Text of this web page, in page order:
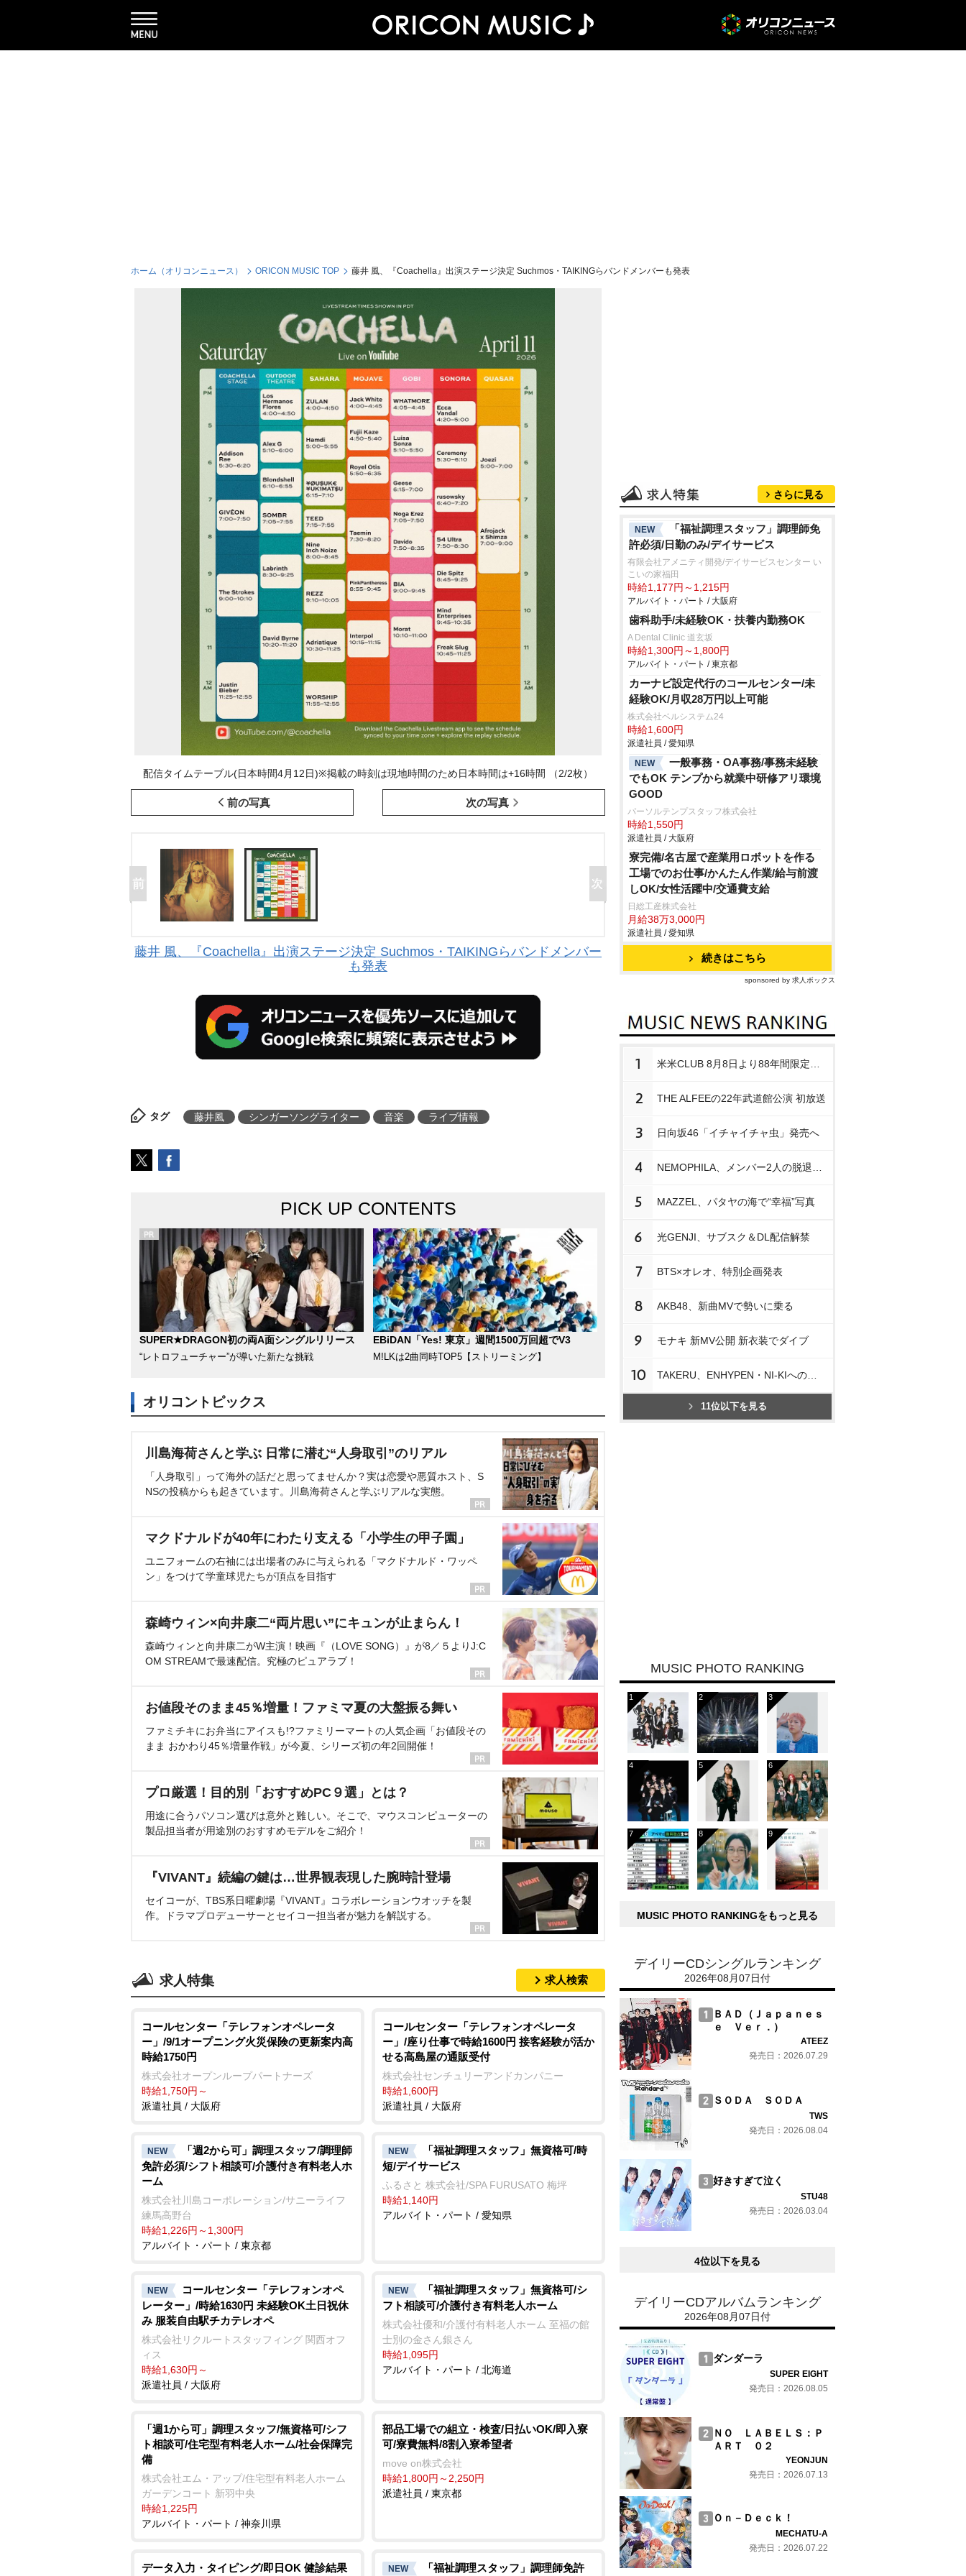
ホーム（オリコンニュース） ORICON MUSIC TOP 藤井 風、『Coachella』出演ステージ決定 Suchmos・TAIKINGらバンドメンバーも発表
配信タイムテーブル(日本時間4月12日)※掲載の時刻は現地時間のため日本時間は+16時間 （2/2枚）
前の写真 次の写真
藤井 風、『Coachella』出演ステージ決定 Suchmos・TAIKINGらバンドメンバー
も発表
タグ 藤井風 シンガーソングライター 音楽 ライブ情報
PICK UP CONTENTS
SUPER★DRAGON初の両A面シングルリリース
“レトロフューチャー”が導いた新たな挑戦
EBiDAN「Yes! 東京」週間1500万回超でV3
M!LKは2曲同時TOP5【ストリーミング】
オリコントピックス
川島海荷さんと学ぶ 日常に潜む“人身取引”のリアル
「人身取引」って海外の話だと思ってませんか？実は恋愛や悪質ホスト、S
NSの投稿からも起きています。川島海荷さんと学ぶリアルな実態。
マクドナルドが40年にわたり支える「小学生の甲子園」
ユニフォームの右袖には出場者のみに与えられる「マクドナルド・ワッペ
ン」をつけて学童球児たちが頂点を目指す
森崎ウィン×向井康二“両片思い”にキュンが止まらん！
森崎ウィンと向井康二がW主演！映画『（LOVE SONG）』が8／５よりJ:C
OM STREAMで最速配信。究極のピュアラブ！
お値段そのまま45％増量！ファミマ夏の大盤振る舞い
ファミチキにお弁当にアイスも!?ファミリーマートの人気企画「お値段その
まま おかわり45％増量作戦」が今夏、シリーズ初の年2回開催！
プロ厳選！目的別「おすすめPC９選」とは？
用途に合うパソコン選びは意外と難しい。そこで、マウスコンピューターの
製品担当者が用途別のおすすめモデルをご紹介！
『VIVANT』続編の鍵は…世界観表現した腕時計登場
セイコーが、TBS系日曜劇場『VIVANT』コラボレーションウオッチを製
作。ドラマプロデューサーとセイコー担当者が魅力を解説する。
求人特集 求人検索
コールセンター「テレフォンオペレータ
ー」/9/1オープニング火災保険の更新案内高
時給1750円
株式会社オープンループパートナーズ
時給1,750円～
派遣社員 / 大阪府
コールセンター「テレフォンオペレータ
ー」/座り仕事で時給1600円 接客経験が活か
せる高島屋の通販受付
株式会社センチュリーアンドカンパニー
時給1,600円
派遣社員 / 大阪府
NEW
「週2から可」調理スタッフ/調理師
免許必須/シフト相談可/介護付き有料老人ホ
ーム
株式会社川島コーポレーション/サニーライフ
練馬高野台
時給1,226円～1,300円
アルバイト・パート / 東京都
NEW
「福祉調理スタッフ」無資格可/時
短/デイサービス
ふるさと 株式会社/SPA FURUSATO 梅坪
時給1,140円
アルバイト・パート / 愛知県
NEW
コールセンター「テレフォンオペ
レーター」/時給1630円 未経験OK土日祝休
み 服装自由駅チカテレオペ
株式会社リクルートスタッフィング 関西オフ
ィス
時給1,630円～
派遣社員 / 大阪府
NEW
「福祉調理スタッフ」無資格可/シ
フト相談可/介護付き有料老人ホーム
株式会社優和/介護付有料老人ホーム 至福の館
士別の金さん銀さん
時給1,095円
アルバイト・パート / 北海道
「週1から可」調理スタッフ/無資格可/シフ
ト相談可/住宅型有料老人ホーム/社会保障完
備
株式会社エム・アップ/住宅型有料老人ホーム
ガーデンコート 新羽中央
時給1,225円
アルバイト・パート / 神奈川県
部品工場での組立・検査/日払いOK/即入寮
可/寮費無料/8割入寮希望者
move on株式会社
時給1,800円～2,250円
派遣社員 / 東京都
データ入力・タイピング/即日OK 健診結果 NEW 「福祉調理スタッフ」調理師免許
さらに見る
NEW
「福祉調理スタッフ」調理師免
許必須/日勤のみ/デイサービス
有限会社アメニティ開発/デイサービスセンター い
こいの家福田
時給1,177円～1,215円
アルバイト・パート / 大阪府
歯科助手/未経験OK・扶養内勤務OK
A Dental Clinic 道玄坂
時給1,300円～1,800円
アルバイト・パート / 東京都
カーナビ設定代行のコールセンター/未
経験OK/月収28万円以上可能
株式会社ベルシステム24
時給1,600円
派遣社員 / 愛知県
NEW
一般事務・OA事務/事務未経験
でもOK テンプから就業中研修アリ環境
GOOD
パーソルテンプスタッフ株式会社
時給1,550円
派遣社員 / 大阪府
寮完備/名古屋で産業用ロボットを作る
工場でのお仕事/かんたん作業/給与前渡
しOK/女性活躍中/交通費支給
日総工産株式会社
月給38万3,000円
派遣社員 / 愛知県
続きはこちら
sponsored by 求人ボックス
1
2 THE ALFEEの22年武道館公演 初放送
3 日向坂46「イチャイチャ虫」発売へ
4
5 MAZZEL、パタヤの海で“幸福”写真
6 光GENJI、サブスク＆DL配信解禁
7 BTS×オレオ、特別企画発表
8 AKB48、新曲MVで勢いに乗る
9 モナキ 新MV公開 新衣装でダイブ
10
11位以下を見る
MUSIC PHOTO RANKING
MUSIC PHOTO RANKINGをもっと見る
デイリーCDシングルランキング
2026年08月07日付
ＢＡＤ（Ｊａｐａｎｅｓ
ｅ Ｖｅｒ．）
ATEEZ
発売日：2026.07.29
ＳＯＤＡ ＳＯＤＡ
TWS
発売日：2026.08.04
好きすぎて泣く
STU48
発売日：2026.03.04
4位以下を見る
デイリーCDアルバムランキング
2026年08月07日付
ダンダーラ
SUPER EIGHT
発売日：2026.08.05
ＮＯ ＬＡＢＥＬＳ：Ｐ
ＡＲＴ ０２
YEONJUN
発売日：2026.07.13
Ｏｎ－Ｄｅｃｋ！
MECHATU-A
発売日：2026.07.22